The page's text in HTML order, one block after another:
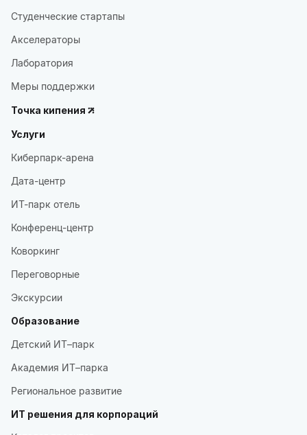
Студенческие стартапы
Акселераторы
Лаборатория
Меры поддержки
Точка кипения
Услуги
Киберпарк-арена
Дата-центр
ИТ-парк отель
Конференц-центр
Коворкинг
Переговорные
Экскурсии
Образование
Детский ИТ–парк
Академия ИТ–парка
Региональное развитие
ИТ решения для корпораций